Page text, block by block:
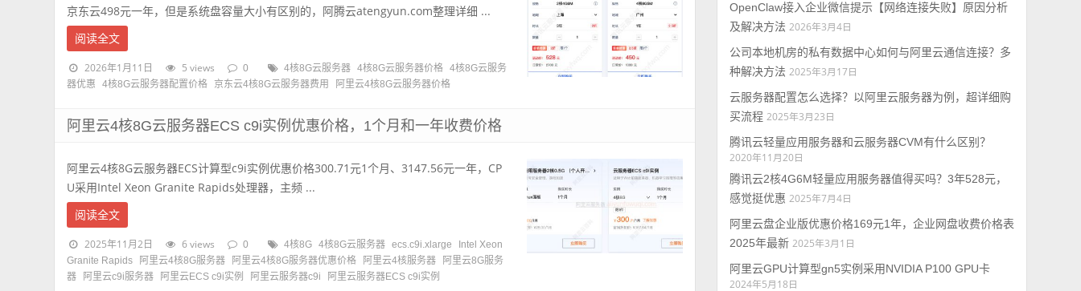
京东云498元一年，但是系统盘容量大小有区别的，阿腾云atengyun.com整理详细 ...
阅读全文
2026年1月11日 5 views 0 4核8G云服务器 4核8G云服务器价格 4核8G云服务
器优惠
4核8G云服务器配置价格 京东云4核8G云服务器费用 阿里云4核8G云服务器价格
阿里云4核8G云服务器ECS c9i实例优惠价格，1个月和一年收费价格
阿里云4核8G云服务器ECS计算型c9i实例优惠价格300.71元1个月、3147.56元一年，CP
U采用Intel Xeon Granite Rapids处理器，主频 ...
阅读全文
2025年11月2日 6 views 0 4核8G 4核8G云服务器 ecs.c9i.xlarge
Intel Xeon
Granite Rapids
阿里云4核8G服务器 阿里云4核8G服务器优惠价格 阿里云4核服务器
阿里云8G服务
器
阿里云c9i服务器 阿里云ECS c9i实例 阿里云服务器c9i 阿里云服务器ECS c9i实例
OpenClaw接入企业微信提示【网络连接失败】原因分析
及解决方法 2026年3月4日
公司本地机房的私有数据中心如何与阿里云通信连接？多
种解决方法 2025年3月17日
云服务器配置怎么选择？以阿里云服务器为例，超详细购
买流程 2025年3月23日
腾讯云轻量应用服务器和云服务器CVM有什么区别？
2020年11月20日
腾讯云2核4G6M轻量应用服务器值得买吗？3年528元，
感觉挺优惠 2025年7月4日
阿里云盘企业版优惠价格169元1年，企业网盘收费价格表
2025年最新 2025年3月1日
阿里云GPU计算型gn5实例采用NVIDIA P100 GPU卡
2024年5月18日